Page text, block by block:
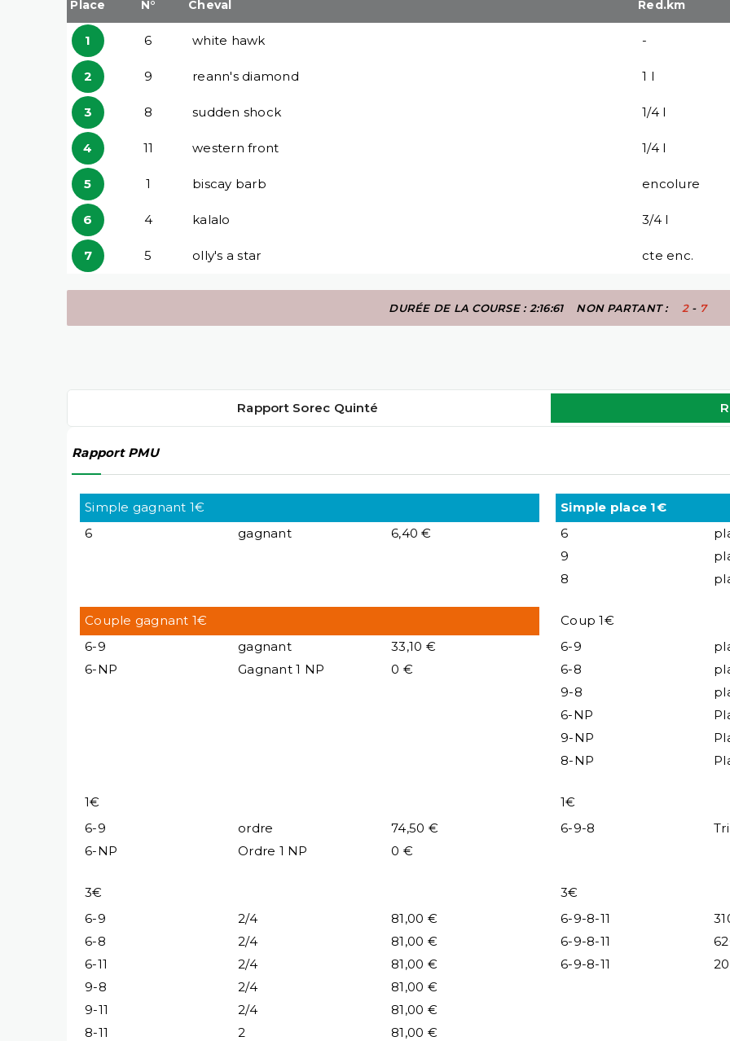
Place N° Cheval Red.km
1 6 white hawk -
2 9 reann's diamond 1 l
3 8 sudden shock 1/4 l
4 11 western front 1/4 l
5 1 biscay barb encolure
6 4 kalalo 3/4 l
7 5 olly's a star cte enc.
DURÉE DE LA COURSE : 2:16:61 NON PARTANT : 2- 7
Rapport Sorec Quinté
Rapport PMU
Simple gagnant 1€
6
gagnant 6,40 €
Simple place 1€
6
9
8
Couple gagnant 1€
6-9
gagnant
33,10 €
6-NP
Gagnant 1 NP 0 €
Coup 1€
6-9
6-8
9-8
6-NP
9-NP
8-NP
1€
6-9
ordre
74,50 €
6-NP
Ordre 1 NP 0 €
1€
6-9-8
3€
6-9
2/4
81,00 €
6-8
2/4
81,00 €
6-11
2/4
81,00 €
9-8
2/4
81,00 €
9-11
2/4
81,00 €
8-11
2
81,00 €
3€
6-9-8-11
6-9-8-11
6-9-8-11